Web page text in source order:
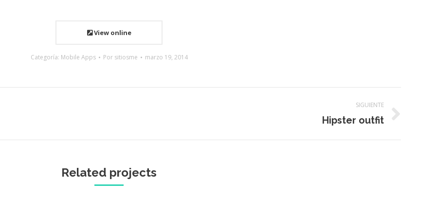
View online
Categoría: Mobile Apps Por sitiosme marzo 19, 2014
SIGUIENTE
Hipster outfit
Related projects